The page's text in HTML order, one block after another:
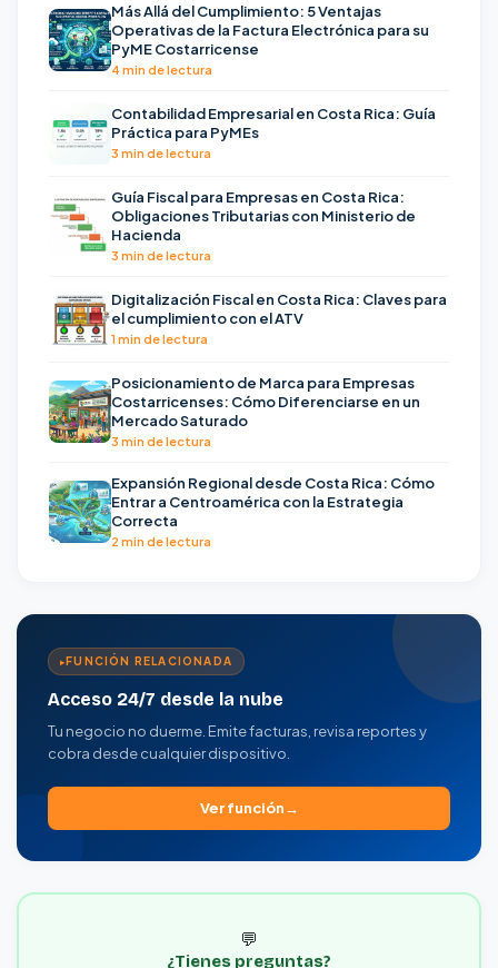
Más Allá del Cumplimiento: 5 Ventajas
Operativas de la Factura Electrónica para su
PyME Costarricense
4 min de lectura
Contabilidad Empresarial en Costa Rica: Guía
Práctica para PyMEs
3 min de lectura
Guía Fiscal para Empresas en Costa Rica:
Obligaciones Tributarias con Ministerio de
Hacienda
3 min de lectura
Digitalización Fiscal en Costa Rica: Claves para
el cumplimiento con el ATV
1 min de lectura
Posicionamiento de Marca para Empresas
Costarricenses: Cómo Diferenciarse en un
Mercado Saturado
3 min de lectura
Expansión Regional desde Costa Rica: Cómo
Entrar a Centroamérica con la Estrategia
Correcta
2 min de lectura
FUNCIÓN RELACIONADA
Acceso 24/7 desde la nube
Tu negocio no duerme. Emite facturas, revisa reportes y
cobra desde cualquier dispositivo.
Ver función
💬
¿Tienes preguntas?